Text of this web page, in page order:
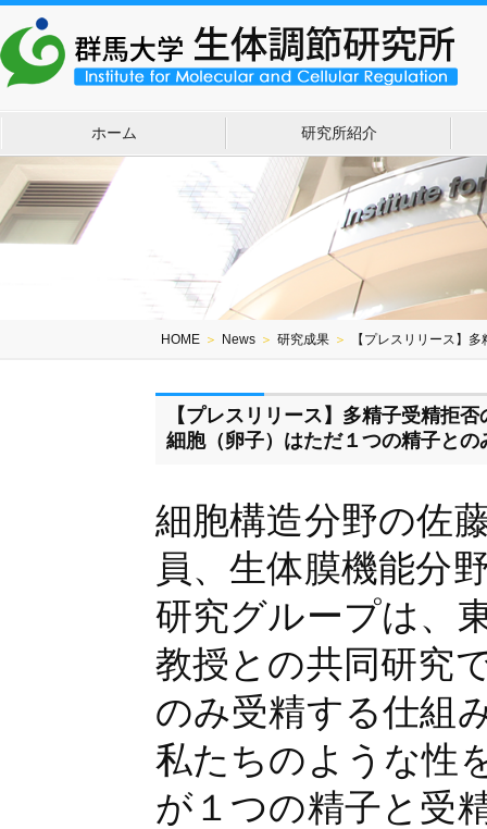
ホーム 研究所紹介
HOME ＞ News ＞ 研究成果 ＞ 【プレスリリース】
【プレスリリース】多精子受精拒
細胞（卵子）はただ１つの精子との
細胞構造分野の佐
員、生体膜機能分
研究グループは、
教授との共同研究
のみ受精する仕組
私たちのような性
が１つの精子と受